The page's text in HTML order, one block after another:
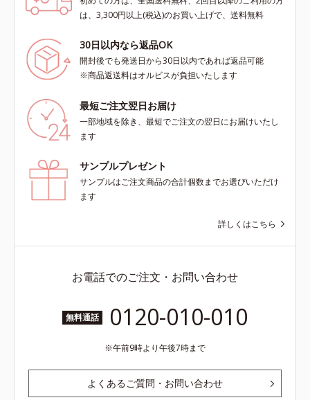
は、3,300円以上(税込)のお買い上げで、送料無料
30日以内なら返品OK
開封後でも発送日から30日以内であれば返品可能
※商品返送料はオルビスが負担いたします
最短ご注文翌日お届け
一部地域を除き、最短でご注文の翌日にお届けいたし
ます
サンプルプレゼント
サンプルはご注文商品の合計個数までお選びいただけ
ます
詳しくはこちら
お電話でのご注文・お問い合わせ
無料通話 0120-010-010
午前9時より午後7時まで
よくあるご質問・お問い合わせ